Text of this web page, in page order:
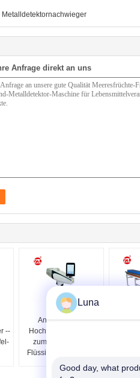
Metalldetektornachwieger
Anfrage direkt an uns
--
Analysator der
Hochleistungs-XRF,
zum des Körpers,
Flüssigkeit, Pulver zu
prüfen
Nadel-
(auf-
Luna
Good day, what